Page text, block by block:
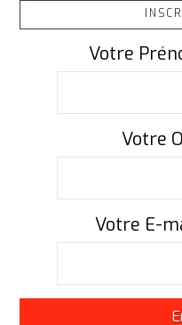
Votre
Votre
Votre E-